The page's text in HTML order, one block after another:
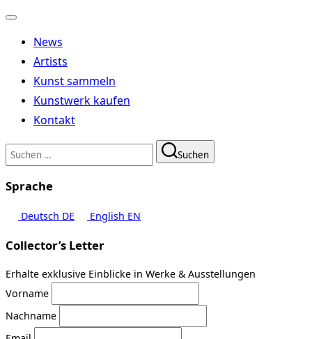
Navigation
umschalten
News
Artists
Kunst sammeln
Kunstwerk kaufen
Kontakt
Suchen
nach:
Suchen
Sprache
Deutsch DE English EN
Collector’s Letter
Erhalte exklusive Einblicke in Werke & Ausstellungen
Vorname
Nachname